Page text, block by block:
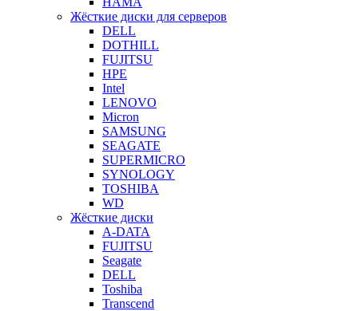
Жёсткие диски для серверов
DELL
DOTHILL
FUJITSU
HPE
Intel
LENOVO
Micron
SAMSUNG
SEAGATE
SUPERMICRO
SYNOLOGY
TOSHIBA
WD
Жёсткие диски
A-DATA
FUJITSU
Seagate
DELL
Toshiba
Transcend